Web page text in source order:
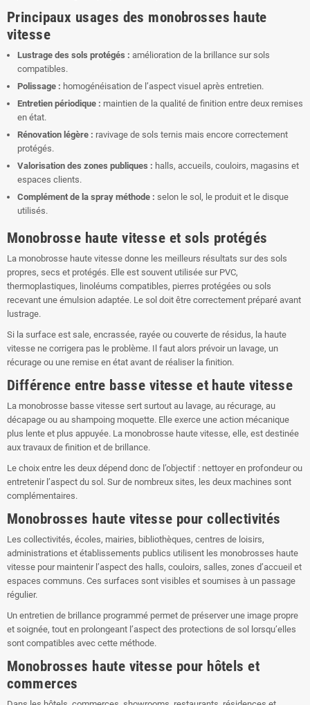
Principaux usages des monobrosses haute
vitesse
Lustrage des sols protégés : amélioration de la brillance sur sols
compatibles.
Polissage : homogénéisation de l’aspect visuel après entretien.
Entretien périodique : maintien de la qualité de finition entre deux remises
en état.
Rénovation légère : ravivage de sols ternis mais encore correctement
protégés.
Valorisation des zones publiques : halls, accueils, couloirs, magasins et
espaces clients.
Complément de la spray méthode : selon le sol, le produit et le disque
utilisés.
Monobrosse haute vitesse et sols protégés
La monobrosse haute vitesse donne les meilleurs résultats sur des sols
propres, secs et protégés. Elle est souvent utilisée sur PVC,
thermoplastiques, linoléums compatibles, pierres protégées ou sols
recevant une émulsion adaptée. Le sol doit être correctement préparé avant
lustrage.
Si la surface est sale, encrassée, rayée ou couverte de résidus, la haute
vitesse ne corrigera pas le problème. Il faut alors prévoir un lavage, un
récurage ou une remise en état avant de réaliser la finition.
Différence entre basse vitesse et haute vitesse
La monobrosse basse vitesse sert surtout au lavage, au récurage, au
décapage ou au shampoing moquette. Elle exerce une action mécanique
plus lente et plus appuyée. La monobrosse haute vitesse, elle, est destinée
aux travaux de finition et de brillance.
Le choix entre les deux dépend donc de l’objectif : nettoyer en profondeur ou
entretenir l’aspect du sol. Sur de nombreux sites, les deux machines sont
complémentaires.
Monobrosses haute vitesse pour collectivités
Les collectivités, écoles, mairies, bibliothèques, centres de loisirs,
administrations et établissements publics utilisent les monobrosses haute
vitesse pour maintenir l’aspect des halls, couloirs, salles, zones d’accueil et
espaces communs. Ces surfaces sont visibles et soumises à un passage
régulier.
Un entretien de brillance programmé permet de préserver une image propre
et soignée, tout en prolongeant l’aspect des protections de sol lorsqu’elles
sont compatibles avec cette méthode.
Monobrosses haute vitesse pour hôtels et
commerces